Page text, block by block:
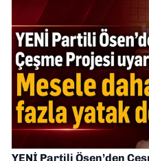
YENİ Partili Ösen’den